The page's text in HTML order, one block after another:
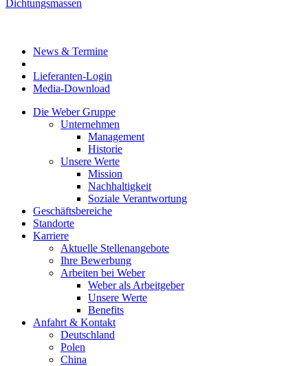
Dichtungsmassen
News & Termine
Lieferanten-Login
Media-Download
Die Weber Gruppe
Unternehmen
Management
Historie
Unsere Werte
Mission
Nachhaltigkeit
Soziale Verantwortung
Geschäftsbereiche
Standorte
Karriere
Aktuelle Stellenangebote
Ihre Bewerbung
Arbeiten bei Weber
Weber als Arbeitgeber
Unsere Werte
Benefits
Anfahrt & Kontakt
Deutschland
Polen
China